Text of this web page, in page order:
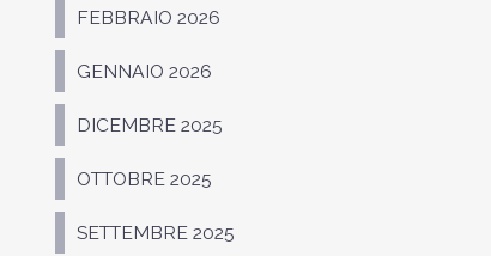
FEBBRAIO 2026
GENNAIO 2026
DICEMBRE 2025
OTTOBRE 2025
SETTEMBRE 2025